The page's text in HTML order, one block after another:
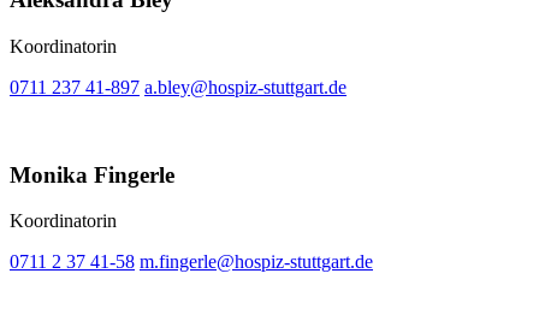
Koordinatorin
0711 237 41-897 a.bley@hospiz-stuttgart.de
Monika Fingerle
Koordinatorin
0711 2 37 41-58 m.fingerle@hospiz-stuttgart.de